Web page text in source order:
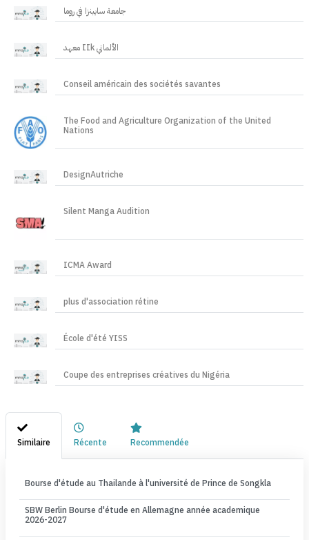
جامعة سابينزا في روما
معهد IIk الألماني
Conseil américain des sociétés savantes
The Food and Agriculture Organization of the United
Nations
DesignAutriche
Silent Manga Audition
ICMA Award
plus d'association rétine
École d'été YISS
Coupe des entreprises créatives du Nigéria
Similaire Récente Recommendée
Bourse d'étude au Thailande à l'université de Prince de Songkla
SBW Berlin Bourse d'étude en Allemagne année academique
2026-2027